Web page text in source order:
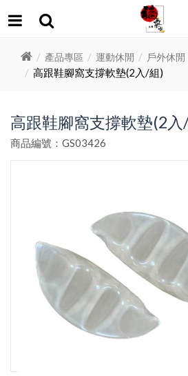
產品專區 運動休閒 戶外休閒
高跟鞋腳窩支撐軟墊(2入/組)
高跟鞋腳窩支撐軟墊(2入
商品編號：GS03426